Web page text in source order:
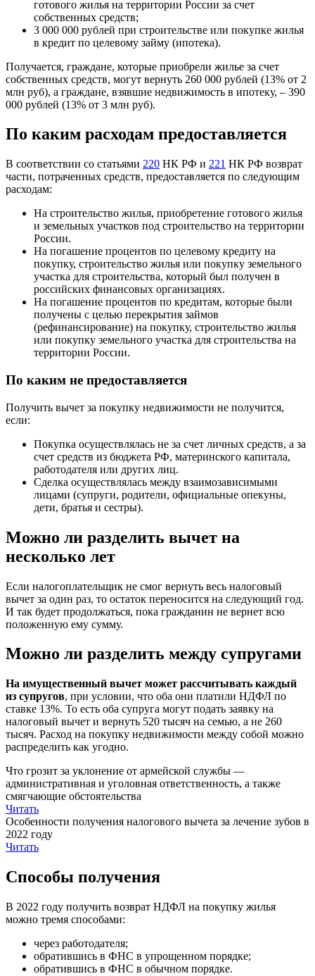
готового жилья на территории России за счет
собственных средств;
3 000 000 рублей при строительстве или покупке жилья
в кредит по целевому займу (ипотека).
Получается, граждане, которые приобрели жилье за счет
собственных средств, могут вернуть 260 000 рублей (13% от 2
млн руб), а граждане, взявшие недвижимость в ипотеку, – 390
000 рублей (13% от 3 млн руб).
По каким расходам предоставляется
В соответствии со статьями 220 НК РФ и 221 НК РФ возврат
части, потраченных средств, предоставляется по следующим
расходам:
На строительство жилья, приобретение готового жилья
и земельных участков под строительство на территории
России.
На погашение процентов по целевому кредиту на
покупку, строительство жилья или покупку земельного
участка для строительства, который был получен в
российских финансовых организациях.
На погашение процентов по кредитам, которые были
получены с целью перекрытия займов
(рефинансирование) на покупку, строительство жилья
или покупку земельного участка для строительства на
территории России.
По каким не предоставляется
Получить вычет за покупку недвижимости не получится,
если:
Покупка осуществлялась не за счет личных средств, а за
счет средств из бюджета РФ, материнского капитала,
работодателя или других лиц.
Сделка осуществлялась между взаимозависимыми
лицами (супруги, родители, официальные опекуны,
дети, братья и сестры).
Можно ли разделить вычет на
несколько лет
Если налогоплательщик не смог вернуть весь налоговый
вычет за один раз, то остаток переносится на следующий год.
И так будет продолжаться, пока гражданин не вернет всю
положенную ему сумму.
Можно ли разделить между супругами
На имущественный вычет может рассчитывать каждый
из супругов, при условии, что оба они платили НДФЛ по
ставке 13%. То есть оба супруга могут подать заявку на
налоговый вычет и вернуть 520 тысяч на семью, а не 260
тысяч. Расход на покупку недвижимости между собой можно
распределить как угодно.
Что грозит за уклонение от армейской службы —
административная и уголовная ответственность, а также
смягчающие обстоятельства
Читать
Особенности получения налогового вычета за лечение зубов в
2022 году
Читать
Способы получения
В 2022 году получить возврат НДФЛ на покупку жилья
можно тремя способами:
через работодателя;
обратившись в ФНС в упрощенном порядке;
обратившись в ФНС в обычном порядке.